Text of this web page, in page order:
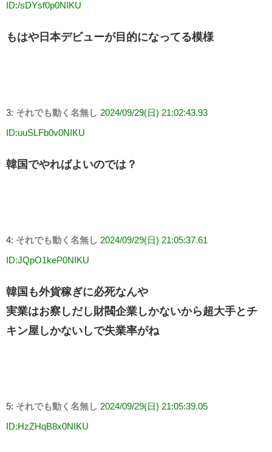
ID:/sDYsf0p0NIKU
もはや日本デビューが目的になってる模様
3: それでも動く名無し 2024/09/29(日) 21:02:43.93
ID:uuSLFb0v0NIKU
韓国でやればよいのでは？
4: それでも動く名無し 2024/09/29(日) 21:05:37.61
ID:JQpO1keP0NIKU
韓国も外貨稼ぎに必死なんや
実業はお察しだし財閥企業しかないから超大手とチ
キン屋しかないしで失業率がね
5: それでも動く名無し 2024/09/29(日) 21:05:39.05
ID:HzZHqB8x0NIKU